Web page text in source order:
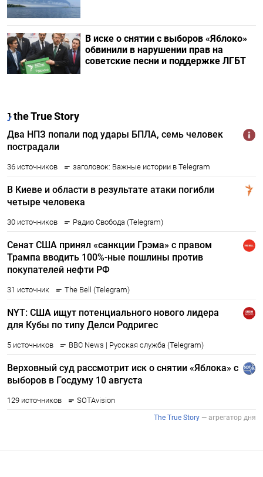
В иске о снятии с выборов «Яблоко»
обвинили в нарушении прав на
советские песни и поддержке ЛГБТ